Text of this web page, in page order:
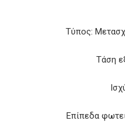
Τύπος:
Τάση
Επίπεδα